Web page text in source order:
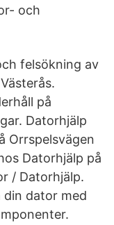
och
felsökning av
på
Datorhjälp
Orrspelsvägen
Datorhjälp på
/ Datorhjälp.
din dator med